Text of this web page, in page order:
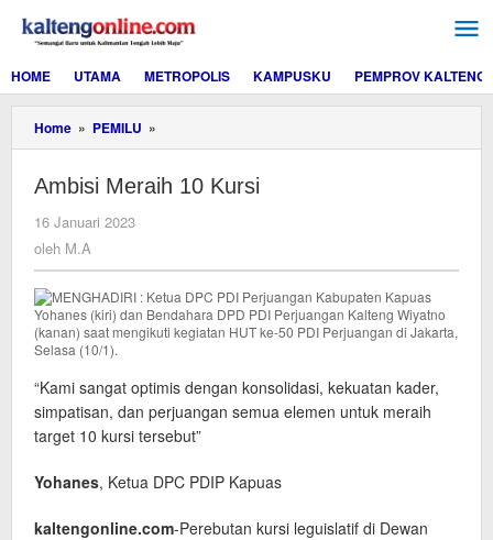
konten
HOME
UTAMA METROPOLIS KAMPUSKU PEMPROV KALTENG
Home » PEMILU »
Meraih
Kursi
Ambisi Meraih 10 Kursi
16 Januari 2023
oleh M.A
“Kami sangat optimis dengan konsolidasi, kekuatan kader,
simpatisan, dan perjuangan semua elemen untuk meraih
target 10 kursi tersebut”
Yohanes, Ketua DPC PDIP Kapuas
kaltengonline.com-Perebutan kursi leguislatif di Dewan